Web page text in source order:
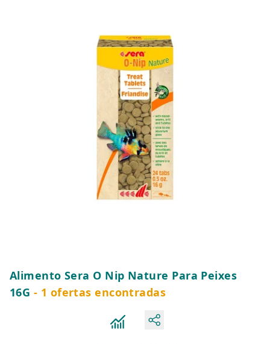
Alimento Sera O Nip Nature Para Peixes
16G - 1 ofertas encontradas